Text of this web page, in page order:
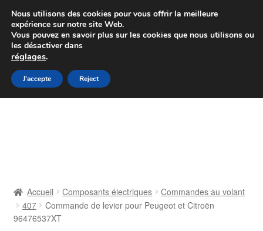
Colissimo livraison à partir de 7 EUR
Du lundi au vendredi de 9 h à 16 h
Aller
à
Aller
au
Contact
Accueil Composants électriques
Commandes au volant
407
Commande de levier pour Peugeot et Citroën
96476537XT
Nous utilisons des cookies pour vous offrir la meilleure
expérience sur notre site Web.
Vous pouvez en savoir plus sur les cookies que nous utilisons ou
les désactiver dans
réglages.
J'accepte Reject